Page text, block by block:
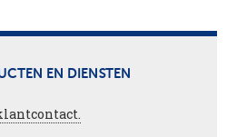
EN DIENSTEN